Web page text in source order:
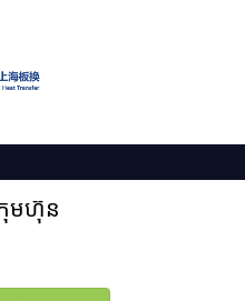
រុមហ៊ុន